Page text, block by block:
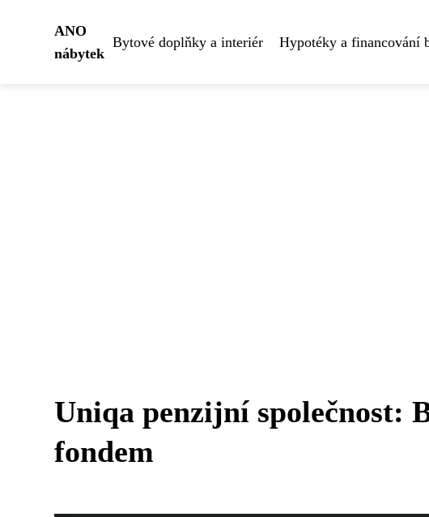
ANO
nábytek
Bytové doplňky a interiér Hypotéky a financování
Uniqa penzijní společnost:
fondem